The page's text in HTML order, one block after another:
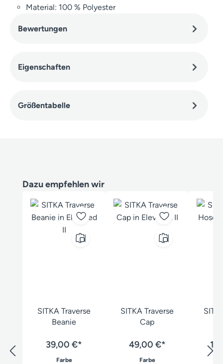
Material: 100 % Polyester
Bewertungen
Eigenschaften
Größentabelle
Produktgalerie überspringen
Dazu empfehlen wir
SITKA Traverse
Beanie
39,00 €*
Farbeauswählen
SITKA Traverse
Cap
49,00 €*
Farbeauswählen